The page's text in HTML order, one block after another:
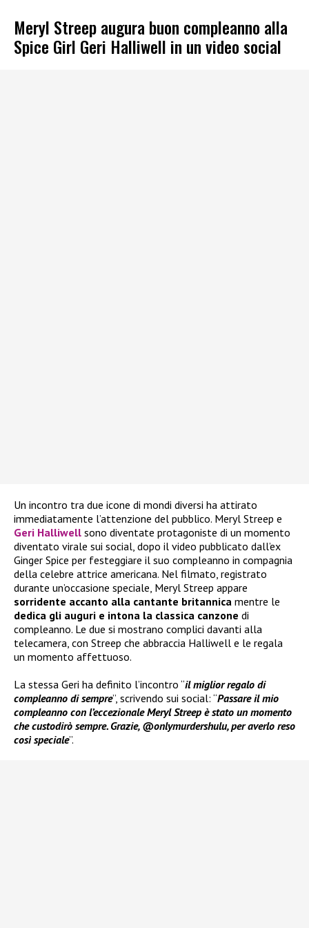
Meryl Streep augura buon compleanno alla
Spice Girl Geri Halliwell in un video social
Un incontro tra due icone di mondi diversi ha attirato
immediatamente l’attenzione del pubblico. Meryl Streep e
Geri Halliwell sono diventate protagoniste di un momento
diventato virale sui social, dopo il video pubblicato dall’ex
Ginger Spice per festeggiare il suo compleanno in compagnia
della celebre attrice americana. Nel filmato, registrato
durante un’occasione speciale, Meryl Streep appare
sorridente accanto alla cantante britannica mentre le
dedica gli auguri e intona la classica canzone di
compleanno. Le due si mostrano complici davanti alla
telecamera, con Streep che abbraccia Halliwell e le regala
un momento affettuoso.
La stessa Geri ha definito l’incontro “il miglior regalo di
compleanno di sempre”, scrivendo sui social: “Passare il mio
compleanno con l’eccezionale Meryl Streep è stato un momento
che custodirò sempre. Grazie, @onlymurdershulu, per averlo reso
così speciale”.